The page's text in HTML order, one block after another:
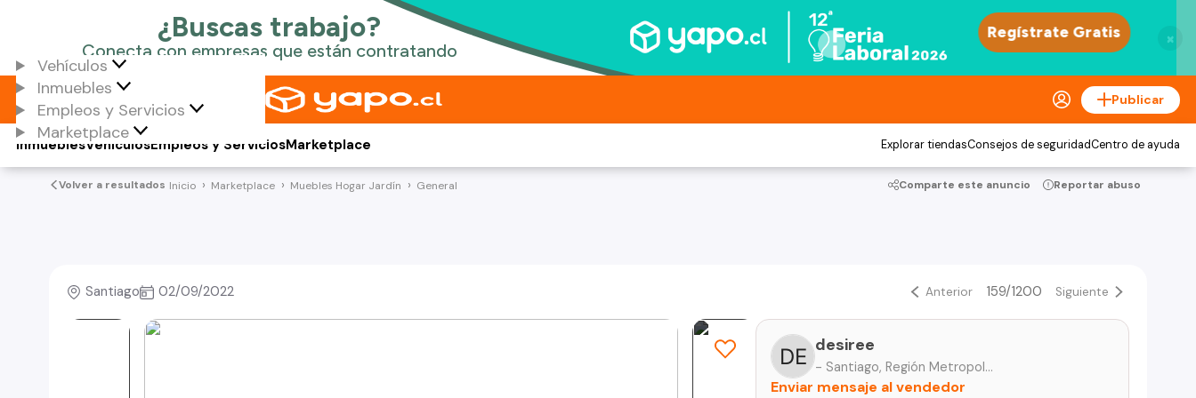
×
Vehículos
Inmuebles
Empleos y Servicios
Marketplace
Publicar
Vehículos
Inmuebles Empleos y ServiciosMarketplace Explorar tiendasConsejos de seguridadCentro de ayuda
Volver a resultados Inicio Marketplace Muebles Hogar Jardín General Comparte este anuncio Reportar abuso
Santiago 02/09/2022 Anterior 159/1200 Siguiente
desiree
- Santiago, Región Metropolitana
Enviar mensaje al vendedor